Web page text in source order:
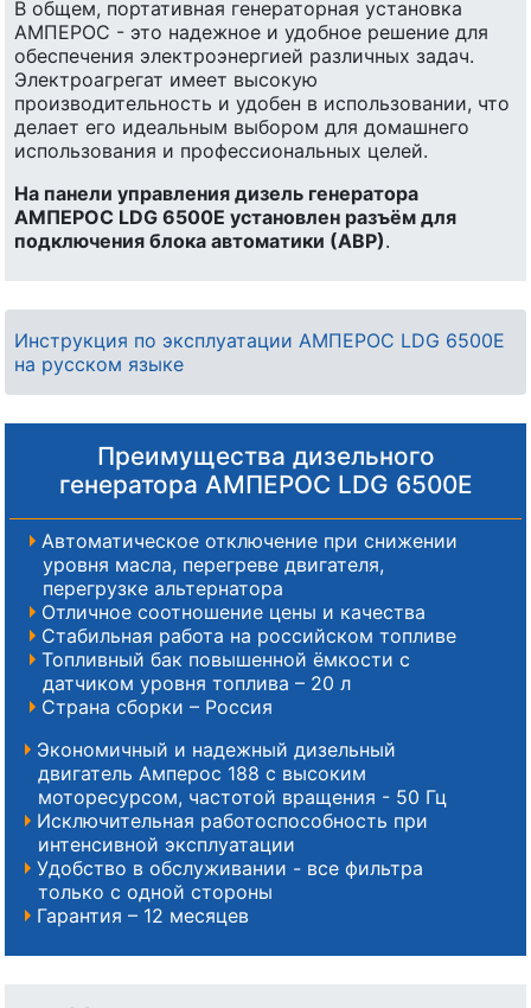
В общем, портативная генераторная установка
АМПЕРОС - это надежное и удобное решение для
обеспечения электроэнергией различных задач.
Электроагрегат имеет высокую
производительность и удобен в использовании, что
делает его идеальным выбором для домашнего
использования и профессиональных целей.
На панели управления дизель генератора
АМПЕРОС LDG 6500E установлен разъём для
подключения блока автоматики (АВР).
Инструкция по эксплуатации АМПЕРОС LDG 6500E
на русском языке
Преимущества дизельного
генератора АМПЕРОС LDG 6500E
Автоматическое отключение при снижении
уровня масла, перегреве двигателя,
перегрузке альтернатора
Отличное соотношение цены и качества
Стабильная работа на российском топливе
Топливный бак повышенной ёмкости с
датчиком уровня топлива – 20 л
Страна сборки – Россия
Экономичный и надежный дизельный
двигатель Амперос 188 с высоким
моторесурсом, частотой вращения - 50 Гц
Исключительная работоспособность при
интенсивной эксплуатации
Удобство в обслуживании - все фильтра
только с одной стороны
Гарантия – 12 месяцев